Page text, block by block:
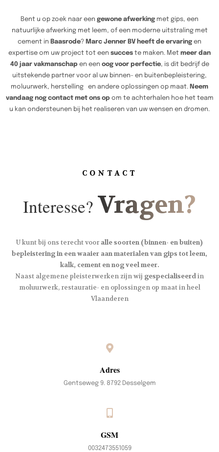
Bent u op zoek naar een gewone afwerking met gips, een
natuurlijke afwerking met leem, of een moderne uitstraling met
cement in Baasrode? Marc Jenner BV heeft de ervaring en
expertise om uw project tot een succes te maken. Met meer dan
40 jaar vakmanschap en een oog voor perfectie, is dit bedrijf de
uitstekende partner voor al uw binnen- en buitenbepleistering,
moluurwerk, herstelling en andere oplossingen op maat. Neem
vandaag nog contact met ons op om te achterhalen hoe het team
u kan ondersteunen bij het realiseren van uw wensen en dromen.
CONTACT
Interesse? Vragen?
U kunt bij ons terecht voor alle soorten (binnen- en buiten)
bepleistering in een waaier aan materialen van gips tot leem,
kalk, cement en nog veel meer.
Naast algemene pleisterwerken zijn wij gespecialiseerdin
moluurwerk, restauratie- en oplossingen op maat in heel
Vlaanderen
Adres
Gentseweg 9. 8792 Desselgem
GSM
0032473551059